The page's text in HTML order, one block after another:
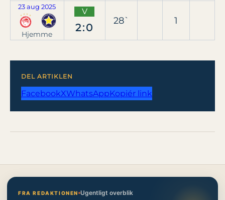
23 aug 2025
Hjemme
V
2:0
28` 1
DEL ARTIKLEN
FacebookXWhatsAppKopiér link
FRA REDAKTIONEN Ugentligt overblik